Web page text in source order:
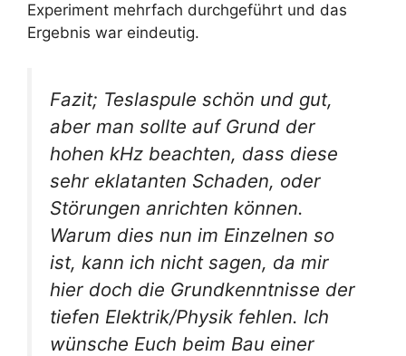
Experiment mehrfach durchgeführt und das
Ergebnis war eindeutig.
Fazit; Teslaspule schön und gut,
aber man sollte auf Grund der
hohen kHz beachten, dass diese
sehr eklatanten Schaden, oder
Störungen anrichten können.
Warum dies nun im Einzelnen so
ist, kann ich nicht sagen, da mir
hier doch die Grundkenntnisse der
tiefen Elektrik/Physik fehlen. Ich
wünsche Euch beim Bau einer